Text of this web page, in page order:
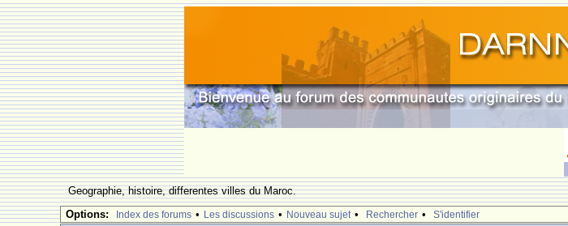
Geographie, histoire, differentes villes du Maroc.
Options: Index des forums • Les discussions • Nouveau sujet • Rechercher • S'identifier